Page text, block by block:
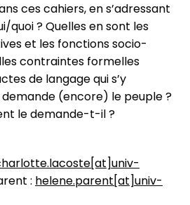
ces cahiers, en s’adressant
quoi ? Quelles en sont les
et les fonctions socio-
contraintes formelles
de langage qui s’y
(encore) le peuple ?
le demande-t-il ?
: helene.parent[at]univ-